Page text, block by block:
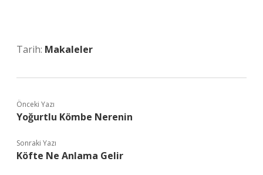
Tarih: Makaleler
Önceki Yazı
Yoğurtlu Kömbe Nerenin
Sonraki Yazı
Köfte Ne Anlama Gelir